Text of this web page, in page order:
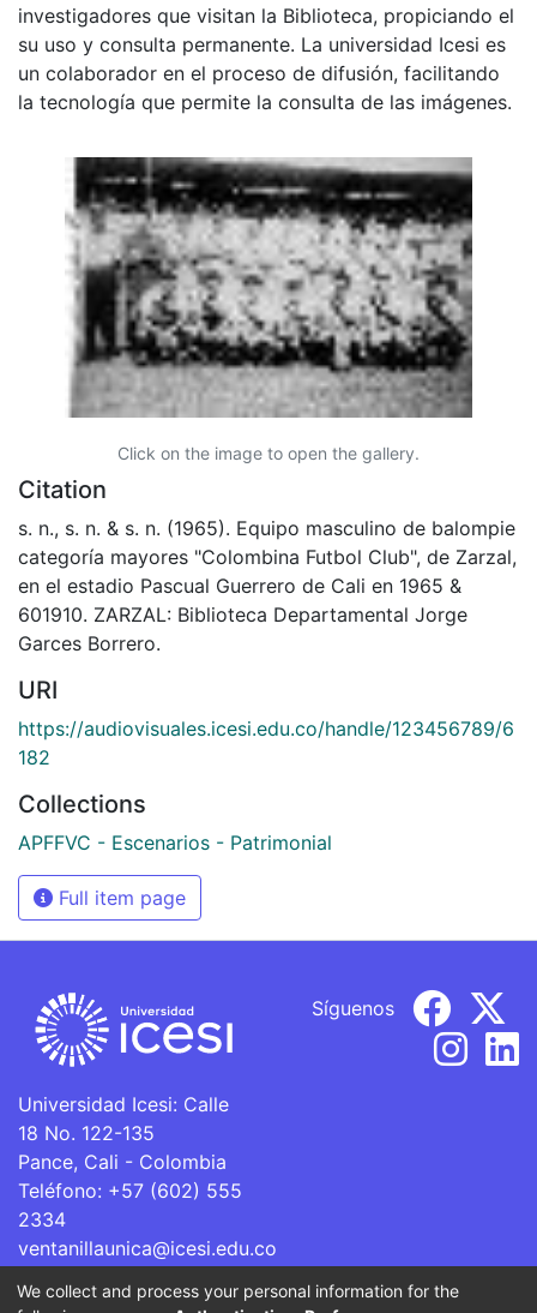
investigadores que visitan la Biblioteca, propiciando el
su uso y consulta permanente. La universidad Icesi es
un colaborador en el proceso de difusión, facilitando
la tecnología que permite la consulta de las imágenes.
Click on the image to open the gallery.
Citation
s. n., s. n. & s. n. (1965). Equipo masculino de balompie
categoría mayores "Colombina Futbol Club", de Zarzal,
en el estadio Pascual Guerrero de Cali en 1965 &
601910. ZARZAL: Biblioteca Departamental Jorge
Garces Borrero.
URI
https://audiovisuales.icesi.edu.co/handle/123456789/6
182
Collections
APFFVC - Escenarios - Patrimonial
Full item page
Universidad Icesi: Calle
18 No. 122-135
Pance, Cali - Colombia
Teléfono: +57 (602) 555
2334
ventanillaunica@icesi.edu.co
Síguenos
La Universidad Icesi es una Institución de Educación
We collect and process your personal information for the